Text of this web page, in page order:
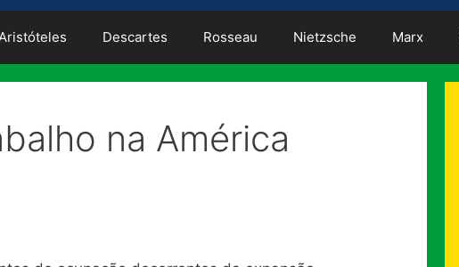
Descartes Rosseau Nietzsche Marx
na América